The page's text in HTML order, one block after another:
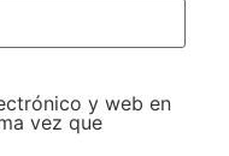
y web en
vez que